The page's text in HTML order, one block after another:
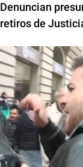
Denuncian
retiros de